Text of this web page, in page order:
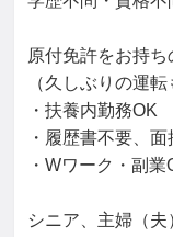
原付免許をお持ち
（久しぶりの運
・扶養内勤務OK
・履歴書不要、
・Wワーク・副業
シニア、主婦（